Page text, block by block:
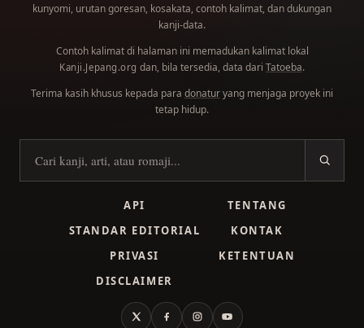
kunyomi, urutan goresan, kosakata, contoh kalimat, dan dukungan
kanji-data.
Contoh kalimat di halaman ini memadukan kalimat lokal
Kanji.Jepang.org dan, bila tersedia, data dari Tatoeba.
Terima kasih khusus kepada para donaturyang menjaga proyek ini
tetap hidup.
Cari kanji
API
TENTANG
STANDAR EDITORIAL
KONTAK
PRIVASI
KETENTUAN
DISCLAIMER